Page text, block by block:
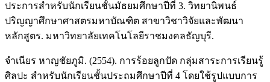
ประการสำหรับนักเรียนชั้นมัธยมศึกษาปีที่ 3. วิทยานิพนธ์
ปริญญาศึกษาศาสตรมหาบัณฑิต สาขาวิชาวิจัยและพัฒนา
หลักสูตร. มหาวิทยาลัยเทคโนโลยีราชมงคลธัญบุรี.
จำเนียร หาญชัยภูมิ. (2554). การร้อยลูกปัด กลุ่มสาระการเรียนรู้
ศิลปะ สำหรับนักเรียนชั้นประถมศึกษาปีที่ 4 โดยใช้รูปแบบการ